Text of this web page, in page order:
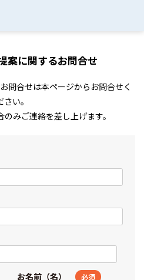
案に関するお問合せ
問合せは本ページからお問合せく
さい。
みご連絡を差し上げます。
お名前（名） 必須